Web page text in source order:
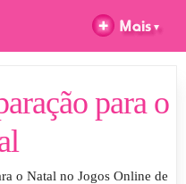
para o
o Natal no Jogos Online de